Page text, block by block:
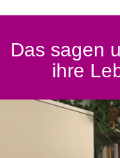
Das sagen
ihre